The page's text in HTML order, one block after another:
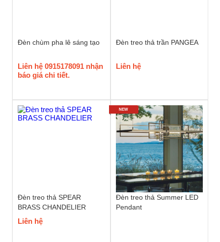
Đèn chùm pha lê sáng tạo
Liên hệ 0915178091 nhận
báo giá chi tiết.
Đèn treo thả trần PANGEA
Liên hệ
Đèn treo thả SPEAR
BRASS CHANDELIER
Liên hệ
Đèn treo thả Summer LED
Pendant
NEW